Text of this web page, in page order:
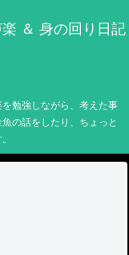
＆ 身の回り日記
勉強しながら、考えた事
の話をしたり、ちょっと